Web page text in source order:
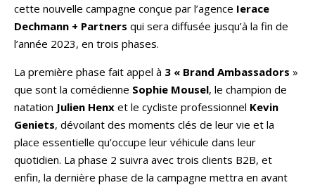
cette nouvelle campagne conçue par l’agence Ierace
Dechmann + Partners qui sera diffusée jusqu’à la fin de
l’année 2023, en trois phases.
La première phase fait appel à 3 « Brand Ambassadors »
que sont la comédienne Sophie Mousel, le champion de
natation Julien Henx et le cycliste professionnel Kevin
Geniets, dévoilant des moments clés de leur vie et la
place essentielle qu’occupe leur véhicule dans leur
quotidien. La phase 2 suivra avec trois clients B2B, et
enfin, la dernière phase de la campagne mettra en avant